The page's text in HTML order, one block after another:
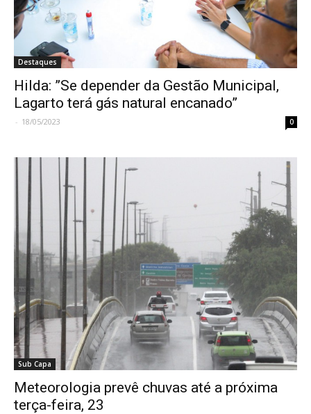
Destaques
Hilda: ”Se depender da Gestão Municipal,
Lagarto terá gás natural encanado”
- 18/05/2023 0
Sub Capa
Meteorologia prevê chuvas até a próxima
terça-feira, 23